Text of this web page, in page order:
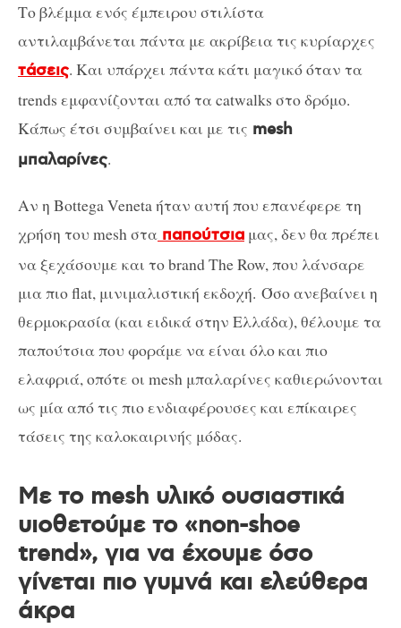
Το βλέμμα ενός έμπειρου στιλίστα
αντιλαμβάνεται πάντα με ακρίβεια τις κυρίαρχες
τάσεις. Και υπάρχει πάντα κάτι μαγικό όταν τα
trends εμφανίζονται από τα catwalks στο δρόμο.
Κάπως έτσι συμβαίνει και με τις mesh
μπαλαρίνες.
Αν η Bottega Veneta ήταν αυτή που επανέφερε τη
χρήση του mesh στα παπούτσια μας, δεν θα πρέπει
να ξεχάσουμε και το brand The Row, που λάνσαρε
μια πιο flat, μινιμαλιστική εκδοχή. Όσο ανεβαίνει η
θερμοκρασία (και ειδικά στην Ελλάδα), θέλουμε τα
παπούτσια που φοράμε να είναι όλο και πιο
ελαφριά, οπότε οι mesh μπαλαρίνες καθιερώνονται
ως μία από τις πιο ενδιαφέρουσες και επίκαιρες
τάσεις της καλοκαιρινής μόδας.
Με το mesh υλικό ουσιαστικά
υιοθετούμε το «non-shoe
trend», για να έχουμε όσο
γίνεται πιο γυμνά και ελεύθερα
άκρα